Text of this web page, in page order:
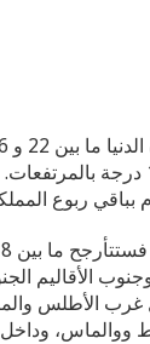
الشرقي، وما بين 10 و 16 درجة
غرب الأطلس
وداخل